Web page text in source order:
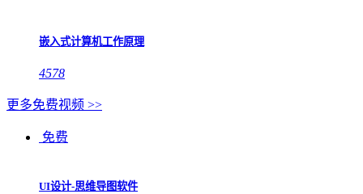
嵌入式计算机工作原理
4578
更多免费视频 >>
免费
UI设计-思维导图软件